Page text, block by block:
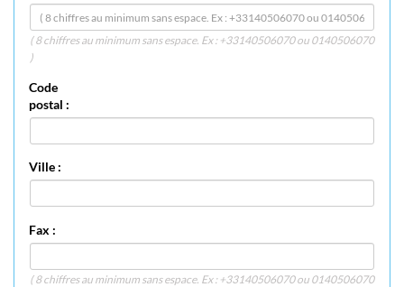
( 8 chiffres au minimum sans espace. Ex : +33140506070 ou 0140506070
)
Code
postal :
Ville :
Fax :
( 8 chiffres au minimum sans espace. Ex : +33140506070 ou 0140506070